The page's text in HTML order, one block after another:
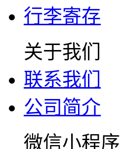
行李寄存
关于我们
联系我们
公司简介
微信小程序